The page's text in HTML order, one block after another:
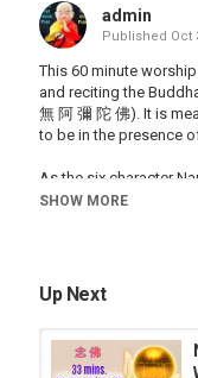
admin
Published Oct
This 60 minute
and reciting the
無 阿 彌 陀 佛). It is
to be in the presence
As the six character
you can follow the
Notes on Taking
Sangha):
1. We single-
Buddha.
SHOW MORE
Up Next